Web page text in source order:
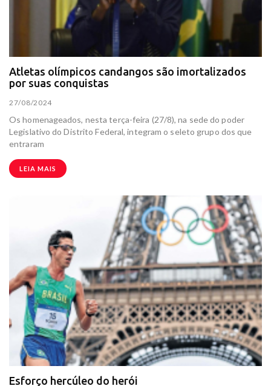
Atletas olímpicos candangos são imortalizados
por suas conquistas
27/08/2024
Os homenageados, nesta terça-feira (27/8), na sede do poder
Legislativo do Distrito Federal, integram o seleto grupo dos que
entraram
LEIA MAIS
Esforço hercúleo do herói